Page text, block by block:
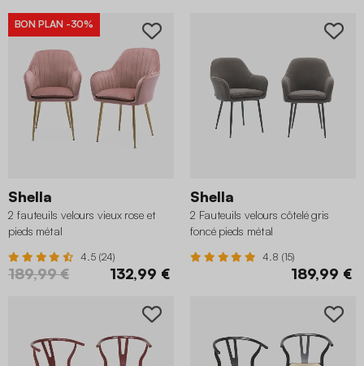
BON PLAN -30%
Shella
2 fauteuils velours vieux rose et
pieds métal
4.5 (24)
189,99 € 132,99 €
Shella
2 Fauteuils velours côtelé gris
foncé pieds métal
4.8 (15)
189,99 €